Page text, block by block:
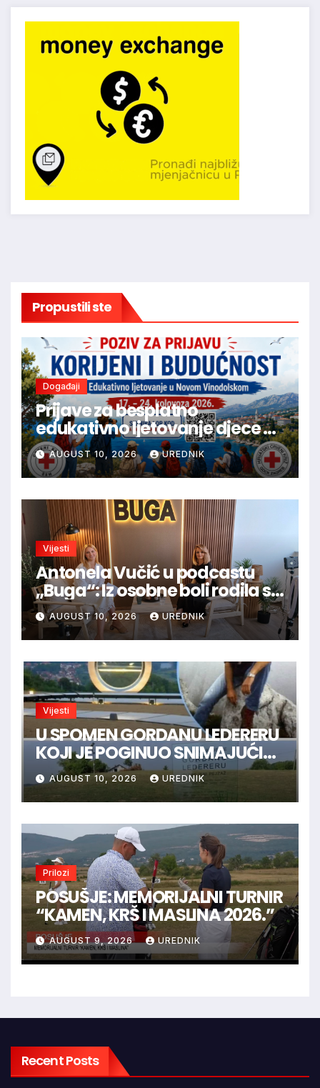
Propustili ste
Događaji
Prijave za besplatno
edukativno ljetovanje djece u
Novom Vinodolskom
AUGUST 10, 2026 UREDNIK
Vijesti
Antonela Vučić u podcastu
„Buga“: Iz osobne boli rodila se
„Kuća nade“ za onkološke
pacijente
AUGUST 10, 2026 UREDNIK
Vijesti
U SPOMEN GORDANU LEDERERU
KOJI JE POGINUO SNIMAJUĆI
ISTINU
AUGUST 10, 2026 UREDNIK
Prilozi
POSUŠJE: MEMORIJALNI TURNIR
“KAMEN, KRŠ I MASLINA 2026.”
AUGUST 9, 2026 UREDNIK
Recent Posts